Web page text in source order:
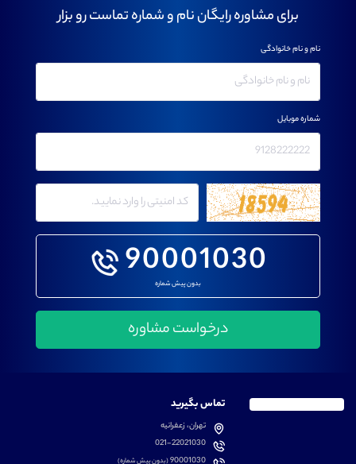
برای مشاوره رایگان نام و شماره تماست رو بزار
90001030
بدون پیش شماره
نام و نام خانوادگی
شماره موبایل
تماس بگیرید
تهران، زعفرانیه
021-22021030
90001030(بدون پیش شماره)